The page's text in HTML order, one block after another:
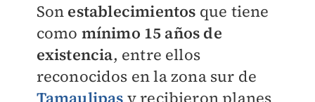
Son establecimientos que tiene
como mínimo 15 años de
existencia, entre ellos
reconocidos en la zona sur de
Tamaulipas y recibieron planes